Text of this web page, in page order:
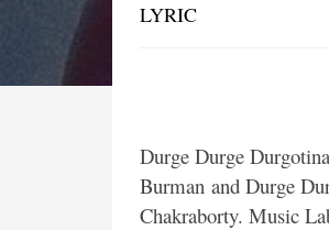
LYRIC
Durge Durge
Burman and Durge
Chakraborty. Music